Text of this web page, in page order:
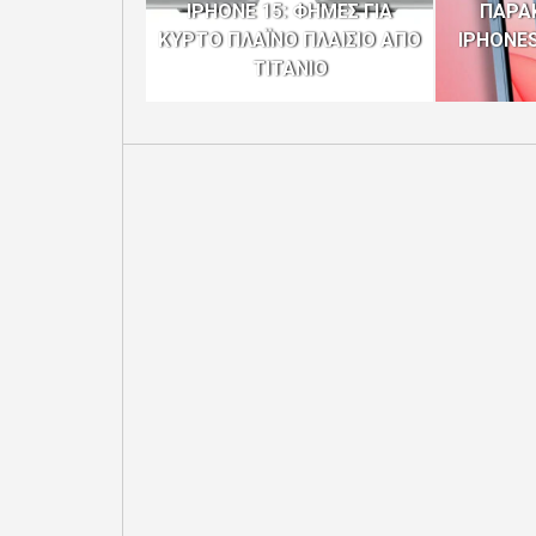
IPHONE 15: ΦΗΜΕΣ ΓΙΑ
ΚΥΡΤΟ ΠΛΑΪΝΟ ΠΛΑΙΣΙΟ ΑΠΟ
ΤΙΤΑΝΙΟ